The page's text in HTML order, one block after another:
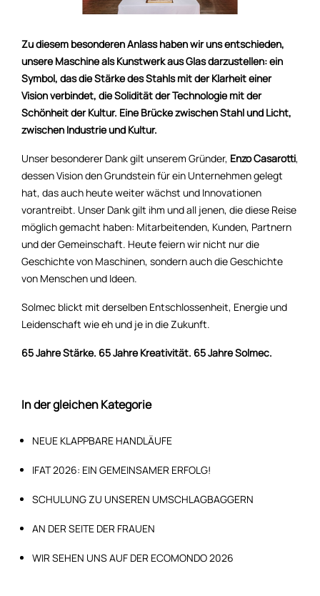
Zu diesem besonderen Anlass haben wir uns entschieden,
unsere Maschine als Kunstwerk aus Glas darzustellen: ein
Symbol, das die Stärke des Stahls mit der Klarheit einer
Vision verbindet, die Solidität der Technologie mit der
Schönheit der Kultur. Eine Brücke zwischen Stahl und Licht,
zwischen Industrie und Kultur.
Unser besonderer Dank gilt unserem Gründer, Enzo Casarotti,
dessen Vision den Grundstein für ein Unternehmen gelegt
hat, das auch heute weiter wächst und Innovationen
vorantreibt. Unser Dank gilt ihm und all jenen, die diese Reise
möglich gemacht haben: Mitarbeitenden, Kunden, Partnern
und der Gemeinschaft. Heute feiern wir nicht nur die
Geschichte von Maschinen, sondern auch die Geschichte
von Menschen und Ideen.
Solmec blickt mit derselben Entschlossenheit, Energie und
Leidenschaft wie eh und je in die Zukunft.
65 Jahre Stärke. 65 Jahre Kreativität. 65 Jahre Solmec.
In der gleichen Kategorie
NEUE KLAPPBARE HANDLÄUFE
IFAT 2026: EIN GEMEINSAMER ERFOLG!
SCHULUNG ZU UNSEREN UMSCHLAGBAGGERN
AN DER SEITE DER FRAUEN
WIR SEHEN UNS AUF DER ECOMONDO 2026